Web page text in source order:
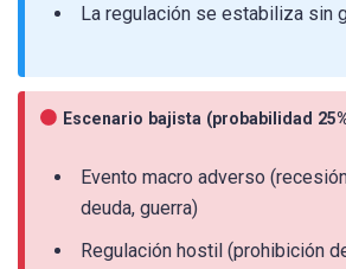
La regulación se estabiliza sin
Escenario bajista (probabilidad
Evento macro adverso
deuda, guerra)
Regulación hostil (prohibición